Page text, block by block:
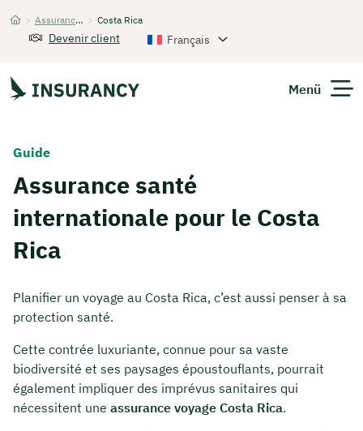
Startseite
> Assurance santé internationale > Costa Rica
Devenir client Français
Menü
Guide
Assurance santé
internationale pour le Costa
Rica
Planifier un voyage au Costa Rica, c’est aussi penser à sa
protection santé.
Cette contrée luxuriante, connue pour sa vaste
biodiversité et ses paysages époustouflants, pourrait
également impliquer des imprévus sanitaires qui
nécessitent une assurance voyage Costa Rica.